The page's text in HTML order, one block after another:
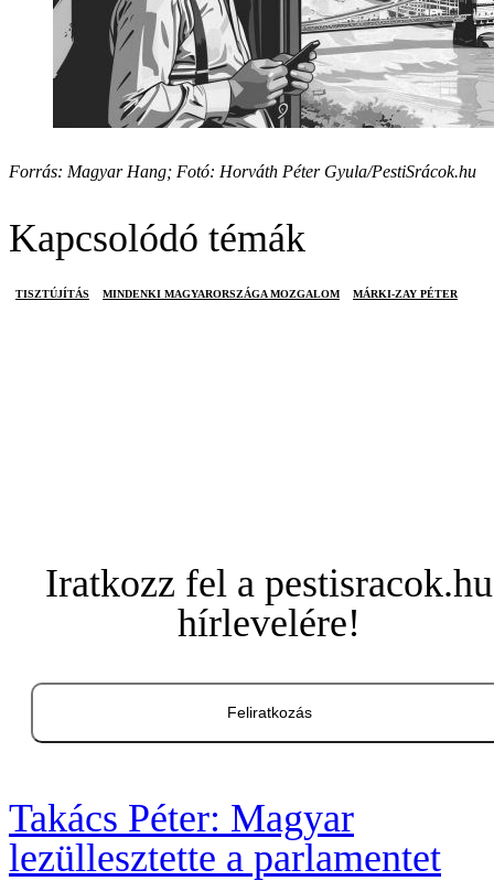
Forrás: Magyar Hang; Fotó: Horváth Péter Gyula/PestiSrácok.hu
Kapcsolódó témák
TISZTÚJÍTÁS MINDENKI MAGYARORSZÁGA MOZGALOM MÁRKI-ZAY PÉTER
Iratkozz fel a pestisracok.hu
hírlevelére!
Feliratkozás
Takács Péter: Magyar
lezüllesztette a parlamentet